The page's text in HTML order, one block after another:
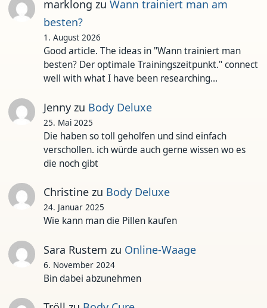
marklong zu Wann trainiert man am
besten?
1. August 2026
Good article. The ideas in "Wann trainiert man
besten? Der optimale Trainingszeitpunkt." connect
well with what I have been researching…
Jennyzu Body Deluxe
25. Mai 2025
Die haben so toll geholfen und sind einfach
verschollen. ich würde auch gerne wissen wo es
die noch gibt
Christinezu Body Deluxe
24. Januar 2025
Wie kann man die Pillen kaufen
Sara Rustem zu Online-Waage
6. November 2024
Bin dabei abzunehmen